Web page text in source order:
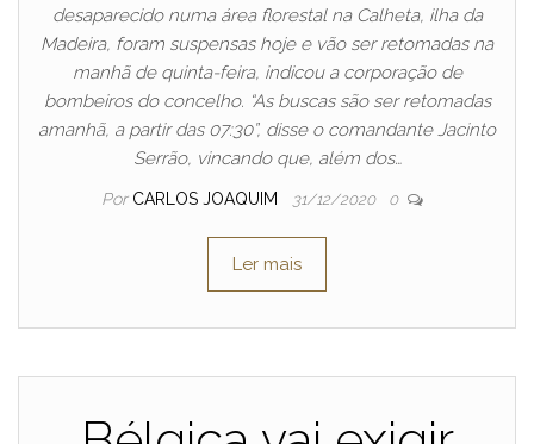
desaparecido numa área florestal na Calheta, ilha da
Madeira, foram suspensas hoje e vão ser retomadas na
manhã de quinta-feira, indicou a corporação de
bombeiros do concelho. “As buscas são ser retomadas
amanhã, a partir das 07:30”, disse o comandante Jacinto
Serrão, vincando que, além dos…
Por CARLOS JOAQUIM 31/12/2020 0
Ler mais